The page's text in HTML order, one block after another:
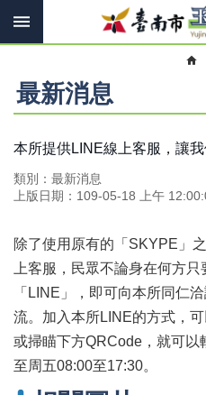
跳到主要內容區塊
搜
搜
尋
訊
息
快
機
關
簡
介
線
上
申
最新消息
本所提供LINE線上客服，讓我
類別：最新消息
上版日期：109-05-18 上午
除了使用原有的「SKYPE」
上客服，民眾不論身在何方
「LINE」，即可向本所同仁
流。加入本所LINE的方式，
或掃瞄下方QRCode，就可以
至周五08:00至17:30。